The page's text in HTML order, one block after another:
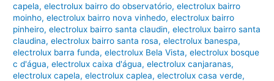
capela,electrolux bairro do observatório,electrolux bairro
moinho,electrolux bairro nova vinhedo,electrolux bairro
pinheiro,electrolux bairro santa claudin,electrolux bairro santa
claudina,electrolux bairro santa rosa,electrolux banespa,
electrolux barra funda,electrolux Bela Vista,electrolux bosque
c d'água,electrolux caixa d'água,electrolux canjaranas,
electrolux capela,electrolux caplea,electrolux casa verde,